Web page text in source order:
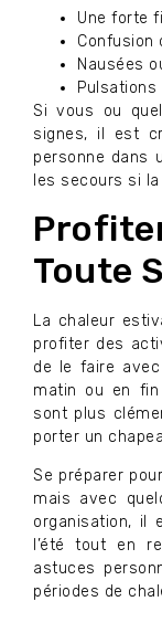
Une forte
Confusion
Nausées
Pulsations
Si vous ou
signes, il est
personne dans
les secours si
Toute
La chaleur
profiter des
de le faire
matin ou en fin
sont plus
porter un
Se préparer
mais avec
organisation, il
l’été tout en
astuces
périodes de